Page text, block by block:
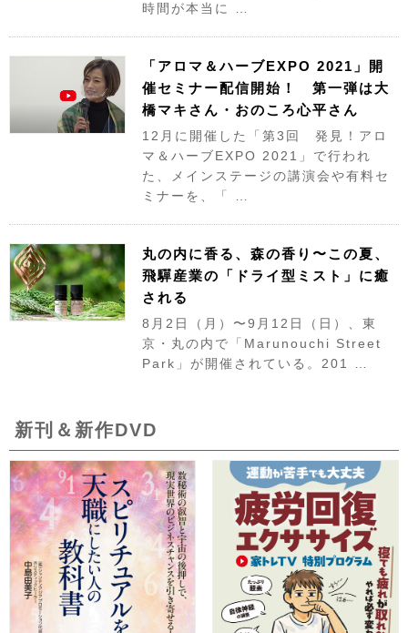
時間が本当に …
「アロマ＆ハーブEXPO 2021」開
催セミナー配信開始！ 第一弾は大
橋マキさん・おのころ心平さん
12月に開催した「第3回 発見！アロ
マ＆ハーブEXPO 2021」で行われ
た、メインステージの講演会や有料セ
ミナーを、「 …
丸の内に香る、森の香り〜この夏、
飛驒産業の「ドライ型ミスト」に癒
される
8月2日（月）〜9月12日（日）、東
京・丸の内で「Marunouchi Street
Park」が開催されている。201 …
新刊＆新作DVD